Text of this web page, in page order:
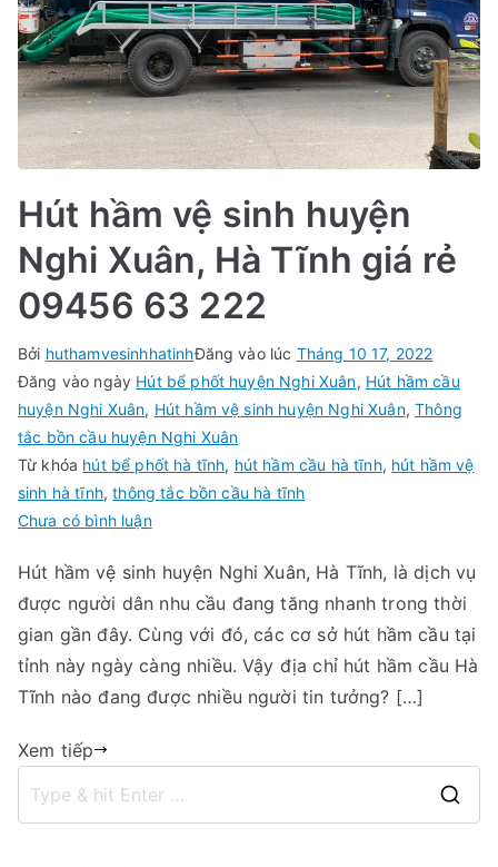
Hút hầm vệ sinh huyện
Nghi Xuân, Hà Tĩnh giá rẻ
09456 63 222
Bởi huthamvesinhhatinhĐăng vào lúc Tháng 10 17, 2022
Đăng vào ngày Hút bể phốt huyện Nghi Xuân, Hút hầm cầu
huyện Nghi Xuân, Hút hầm vệ sinh huyện Nghi Xuân,Thông
tắc bồn cầu huyện Nghi Xuân
Từ khóa hút bể phốt hà tĩnh, hút hầm cầu hà tĩnh, hút hầm vệ
sinh hà tĩnh,thông tắc bồn cầu hà tĩnh
Chưa có bình luậntrong
hầm
vệ
sinh
huyện
Nghi
Tĩnh
giá
rẻ
Hút hầm vệ sinh huyện Nghi Xuân, Hà Tĩnh, là dịch vụ
được người dân nhu cầu đang tăng nhanh trong thời
gian gần đây. Cùng với đó, các cơ sở hút hầm cầu tại
tỉnh này ngày càng nhiều. Vậy địa chỉ hút hầm cầu Hà
Tĩnh nào đang được nhiều người tin tưởng? […]
Xem tiếp